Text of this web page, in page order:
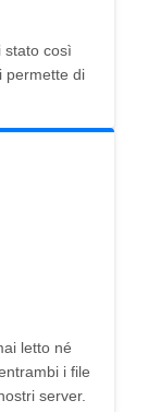
stato così
permette di
letto né
i file
server.